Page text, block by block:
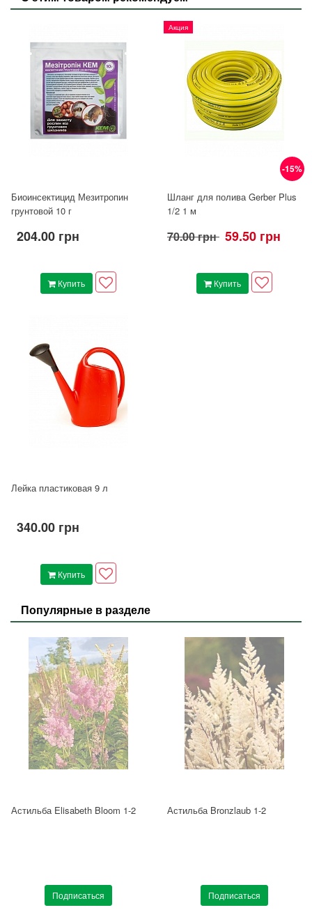
Биоинсектицид Мезитропин
грунтовой 10 г
204.00 грн
Купить
-15%
Акция
Шланг для полива Gerber Plus
1/2 1 м
70.00 грн 59.50 грн
Купить
Лейка пластиковая 9 л
340.00 грн
Купить
Популярные в разделе
Астильба Elisabeth Bloom 1-2
Подписаться
Астильба Bronzlaub 1-2
Подписаться